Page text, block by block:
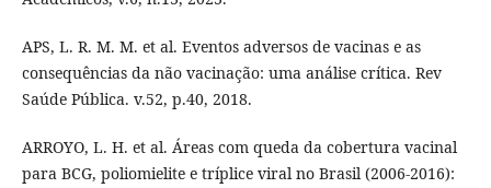
APS, L. R. M. M. et al. Eventos adversos de vacinas e as
consequências da não vacinação: uma análise crítica. Rev
Saúde Pública. v.52, p.40, 2018.
ARROYO, L. H. et al. Áreas com queda da cobertura vacinal
para BCG, poliomielite e tríplice viral no Brasil (2006-2016):